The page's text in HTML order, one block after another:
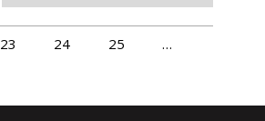
23 24 25
…